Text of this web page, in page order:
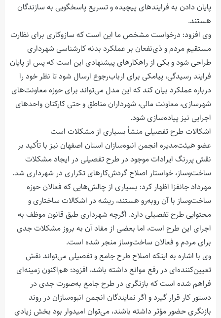
پایان دادن به فرایندهای پیچیده و تسریع پاسخگویی به سازندگان
هستند.
وی افزود: درخواست مشخص ما این است که سازوکاری برای نظارت
مستقیم مردم و ذی‌نفعان بر عملکرد بدنه کارشناسی شهرداری
طراحی شود و یکی از راهکارهای پیشنهادی این است که پس از پایان
فرایند رسیدگی، پیامکی برای ارباب‌رجوع ارسال ‌شود تا نظر خود را
درباره عملکرد بیان کند که این مدل می‌تواند برای حوزه معاونت‌های
شهرسازی، معاونت مالی، شهرداران مناطق و حتی کارکنان واحدهای
اجرایی نیز پیاده‌سازی شود.
اشکالات طرح تفصیلی منشأ بسیاری از مشکلات است
عضو هیئت‌مدیره انجمن انبوه‌سازان استان اصفهان نیز با تأکید بر
نقش پررنگ ایرادات موجود در طرح تفصیلی در ایجاد مشکلات
ساخت‌وساز، خواستار اصلاح گردش‌کارهای تکراری در شهرداری شد.
مهرداد جانفزا اظهار کرد: بسیاری از چالش‌هایی که فعالان حوزه
ساخت‌وساز با آن روبه‌رو هستند، ریشه در اشکالات ساختاری و
محتوایی طرح تفصیلی دارد. اگرچه شهرداری طبق قانون موظف به
اجرای این طرح است، اما بعضی از مفاد آن به بروز مشکلات جدی
برای مردم و فعالان ساخت‌وساز منجر شده است.
وی با اشاره به اینکه اصلاح طرح جامع و تفصیلی می‌تواند نقش
تعیین‌کننده‌ای در رفع موانع داشته باشد، افزود: هم‌اکنون زمینه‌ای
فراهم شده است که بازنگری در طرح جامع به‌صورت جدی در
دستور کار قرار گیرد و اگر نمایندگان انجمن انبوه‌سازان در روند
بازنگری حضور مؤثر داشته باشند، می‌توان امیدوار بود بخش زیادی